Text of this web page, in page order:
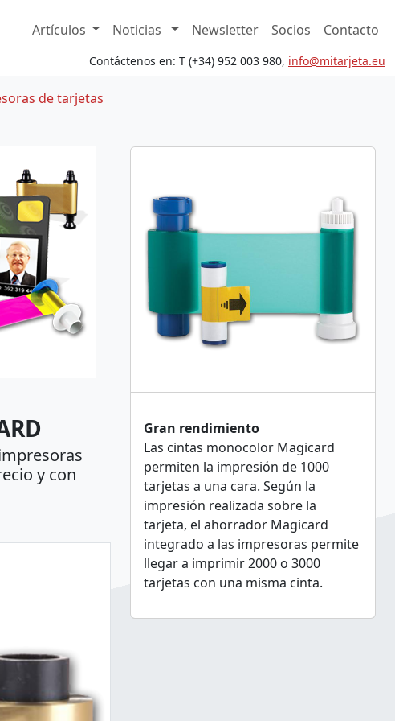
Artículos Noticias Newsletter Socios Contacto
Contáctenos en: T (+34) 952 003 980, info@mitarjeta.eu
de tarjetas
y con
Gran rendimiento
Las cintas monocolor Magicard
permiten la impresión de 1000
tarjetas a una cara. Según la
impresión realizada sobre la
tarjeta, el ahorrador Magicard
integrado a las impresoras permite
llegar a imprimir 2000 o 3000
tarjetas con una misma cinta.